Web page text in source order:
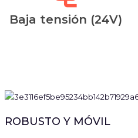
Baja tensión (24V)
ROBUSTO Y MÓVIL